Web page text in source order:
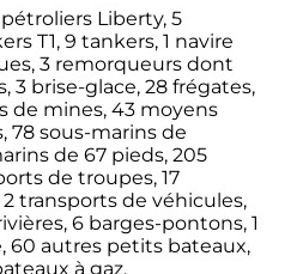
Liberty, 5
T1, 9 tankers, 1 navire
3 remorqueurs dont
3 brise-glace, 28 frégates,
de mines, 43 moyens
78 sous-marins de
de 67 pieds, 205
de troupes, 17
transports de véhicules,
6 barges-pontons, 1
60 autres petits bateaux,
à gaz,